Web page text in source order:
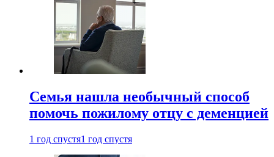
Семья нашла необычный способ
помочь пожилому отцу с деменцией
1 год спустя1 год спустя